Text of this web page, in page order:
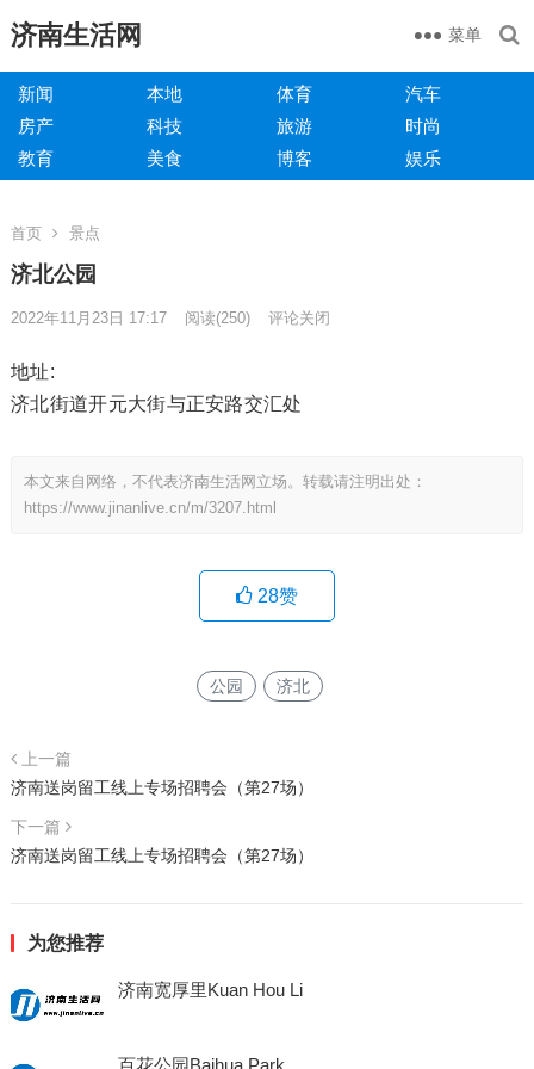
济南生活网 菜单
新闻 本地 体育
汽车
房产
科技 旅游
时尚
教育
美食 博客 娱乐
首页 景点
济北公园
2022年11月23日 17:17 阅读(250) 评论关闭
地址:
济北街道开元大街与正安路交汇处
本文来自网络，不代表济南生活网立场。转载请注明出处：
https://www.jinanlive.cn/m/3207.html
28赞
公园 济北
上一篇
济南送岗留工线上专场招聘会（第27场）
下一篇
济南送岗留工线上专场招聘会（第27场）
为您推荐
济南宽厚里Kuan Hou Li
百花公园Baihua Park